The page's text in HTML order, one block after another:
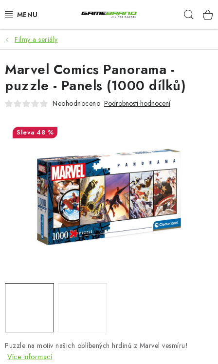
na
KATEGORIE
FILMY A SERIÁLY
HRY
VÝPRODEJ
O nás Doprava a platba Kontakt
Filmy a seriály
Puzzle na motiv našich oblíbených hrdinů z Marvel vesmíru!
Více informací
Marvel Comics Panorama -
puzzle - Panels (1000 dílků)
Neohodnoceno Podrobnosti hodnocení
48 %